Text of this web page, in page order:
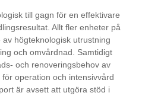
till gagn för en effektivare
Allt fler enheter på
högteknologisk utrustning
och omvårdnad. Samtidigt
och renoveringsbehov av
operation och intensivvård
är avsett att utgöra stöd i